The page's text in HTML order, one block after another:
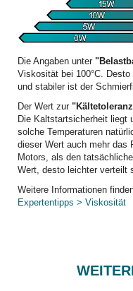
Die Angaben unter
Viskosität bei 100°C.
und stabiler ist der
Der Wert zur
Die Kaltstartsicherheit liegt
solche Temperaturen
dieser Wert auch mehr das
Motors, als den
Wert, desto leichter verteilt
Weitere Informationen
Expertentipps > Viskosität